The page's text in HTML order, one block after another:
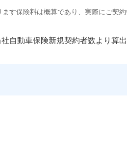
ます保険料は概算であり、実際にご契
新規契約者数より算